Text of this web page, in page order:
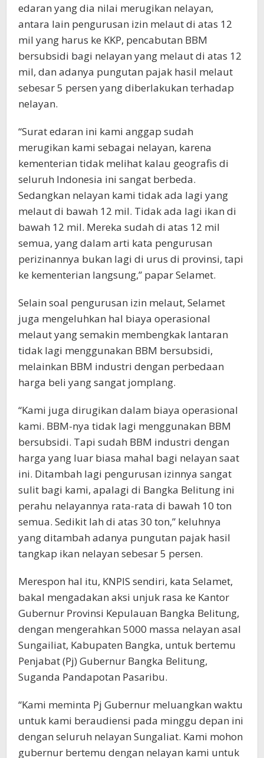
edaran yang dia nilai merugikan nelayan,
antara lain pengurusan izin melaut di atas 12
mil yang harus ke KKP, pencabutan BBM
bersubsidi bagi nelayan yang melaut di atas 12
mil, dan adanya pungutan pajak hasil melaut
sebesar 5 persen yang diberlakukan terhadap
nelayan.
“Surat edaran ini kami anggap sudah
merugikan kami sebagai nelayan, karena
kementerian tidak melihat kalau geografis di
seluruh Indonesia ini sangat berbeda.
Sedangkan nelayan kami tidak ada lagi yang
melaut di bawah 12 mil. Tidak ada lagi ikan di
bawah 12 mil. Mereka sudah di atas 12 mil
semua, yang dalam arti kata pengurusan
perizinannya bukan lagi di urus di provinsi, tapi
ke kementerian langsung,” papar Selamet.
Selain soal pengurusan izin melaut, Selamet
juga mengeluhkan hal biaya operasional
melaut yang semakin membengkak lantaran
tidak lagi menggunakan BBM bersubsidi,
melainkan BBM industri dengan perbedaan
harga beli yang sangat jomplang.
“Kami juga dirugikan dalam biaya operasional
kami. BBM-nya tidak lagi menggunakan BBM
bersubsidi. Tapi sudah BBM industri dengan
harga yang luar biasa mahal bagi nelayan saat
ini. Ditambah lagi pengurusan izinnya sangat
sulit bagi kami, apalagi di Bangka Belitung ini
perahu nelayannya rata-rata di bawah 10 ton
semua. Sedikit lah di atas 30 ton,” keluhnya
yang ditambah adanya pungutan pajak hasil
tangkap ikan nelayan sebesar 5 persen.
Merespon hal itu, KNPIS sendiri, kata Selamet,
bakal mengadakan aksi unjuk rasa ke Kantor
Gubernur Provinsi Kepulauan Bangka Belitung,
dengan mengerahkan 5000 massa nelayan asal
Sungailiat, Kabupaten Bangka, untuk bertemu
Penjabat (Pj) Gubernur Bangka Belitung,
Suganda Pandapotan Pasaribu.
“Kami meminta Pj Gubernur meluangkan waktu
untuk kami beraudiensi pada minggu depan ini
dengan seluruh nelayan Sungaliat. Kami mohon
gubernur bertemu dengan nelayan kami untuk